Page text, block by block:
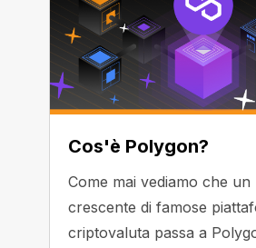
Cos'è Polygon?
Come mai vediamo che
crescente di famose
criptovaluta passa a